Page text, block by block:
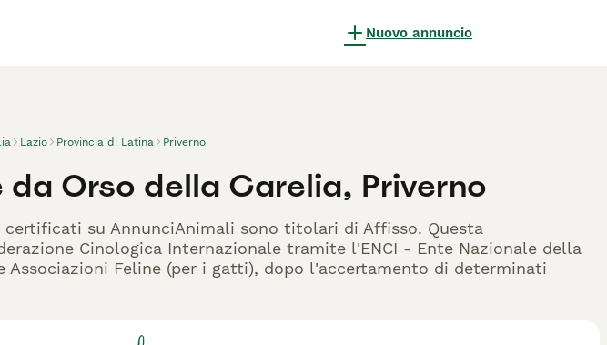
Nuovo annuncio
Lazio Provincia di Latina Priverno
Orso della Carelia, Priverno
certificati su AnnunciAnimali sono titolari di Affisso. Questa
Cinologica Internazionale tramite l'ENCI - Ente Nazionale della
Feline (per i gatti), dopo l'accertamento di determinati